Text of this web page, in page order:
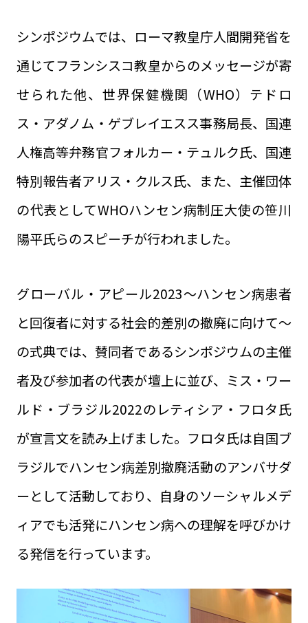
シンポジウムでは、ローマ教皇庁人間開発省を
通じてフランシスコ教皇からのメッセージが寄
せられた他、世界保健機関（WHO）テドロ
ス・アダノム・ゲブレイエスス事務局長、国連
人権高等弁務官フォルカー・テュルク氏、国連
特別報告者アリス・クルス氏、また、主催団体
の代表としてWHOハンセン病制圧大使の笹川
陽平氏らのスピーチが行われました。
グローバル・アピール2023～ハンセン病患者
と回復者に対する社会的差別の撤廃に向けて～
の式典では、賛同者であるシンポジウムの主催
者及び参加者の代表が壇上に並び、ミス・ワー
ルド・ブラジル2022のレティシア・フロタ氏
が宣言文を読み上げました。フロタ氏は自国ブ
ラジルでハンセン病差別撤廃活動のアンバサダ
ーとして活動しており、自身のソーシャルメデ
ィアでも活発にハンセン病への理解を呼びかけ
る発信を行っています。